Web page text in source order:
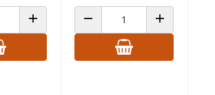
ANZAHL ERHÖHENANZAHL VERRINGERNANZAHL